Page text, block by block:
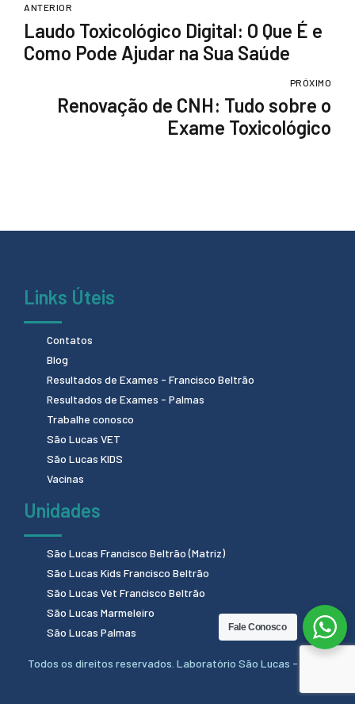
ANTERIOR
Laudo Toxicológico Digital: O Que É e
Como Pode Ajudar na Sua Saúde
PRÓXIMO
Renovação de CNH: Tudo sobre o
Exame Toxicológico
Links Úteis
Contatos
Blog
Resultados de Exames - Francisco Beltrão
Resultados de Exames - Palmas
Trabalhe conosco
São Lucas VET
São Lucas KIDS
Vacinas
Unidades
São Lucas Francisco Beltrão (Matriz)
São Lucas Kids Francisco Beltrão
São Lucas Vet Francisco Beltrão
São Lucas Marmeleiro
São Lucas Palmas
Todos os direitos reservados. Laboratório São Lucas - 2024.
Fale Conosco